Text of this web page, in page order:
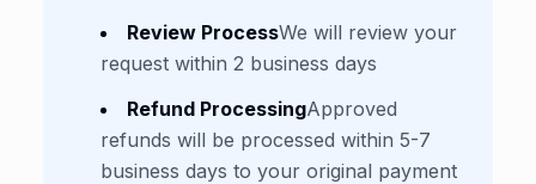
Review ProcessWe will review your
request within 2 business days
Refund ProcessingApproved
refunds will be processed within 5-7
business days to your original payment